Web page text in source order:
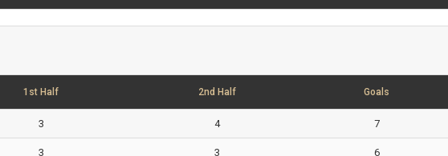
1st Half 2nd Half Goals
3 4 7
3 3 6